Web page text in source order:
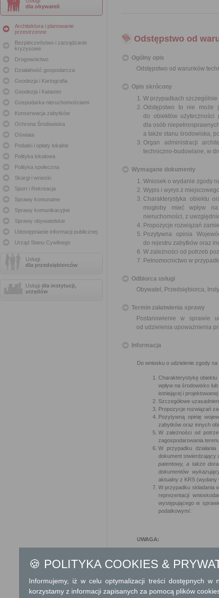
dla obywateli
Architektura i planowanie
przestrzenne
Bezpieczeństwo i zarządzanie
kryzysowe
Drogownictwo
Działalność gospodarcza
Geodezja i Kartografia
Geodezja i Kataster
Gospodarka nieruchomościami
Konserwacja zabytków
Ochrona Środowiska
Oświata
Podatki i opłaty lokalne
Polityka lokalowa
Polityka społeczna
Skargi i wnioski
Sport i Rekreacja
Sprawy komunalne
Sprawy komunikacyjne
Sprawy obywatelskie
Udostępnianie informacji publicznej
Urząd Stanu Cywilnego
Usługi
dla przedsiębiorców
Usługi dla instytucji,
urzędów
Odstępstwo od
Ogólny opis
Odstępstwo od warunków
Opis skrócony
W przypadkach
Odstępstwo to nie może
do obiektów użyteczności
dla osób
a także stanu środowiska,
Organ administracji
techniczno-budowlane, w
Wymagane dokumenty
Wniosek o wydanie zgody
Wypis i wyrys z
Charakterystyka obiektu
mogłoby mieć wpływ
nieruchomości, z
Propozycje rozwiązań
Pozytywna opinia
do rejestru zabytków oraz
W zależności od potrzeb
Pełnomocnictwo w
Odbiorca usługi
Obywatel, Przedsiębiorca,
Termin załatwienia sprawy
Postanowienie w sprawie
od udzielenia upoważnienia
Informacja
Do wniosku o udzielenie zgody
Charakterystykę obiektu
wpływ na środowisko
istniejącej i
Szczegółowe
Propozycje rozwiązań
Pozytywną opinię
zabytków oraz innych
W zależności od
zagospodarowania
W przypadku
dokument stwierdzający
patentowy, a także
dokumentów
aktualny z KRS (wydany
W przypadku składania
reprezentacji
występującego w
podatkowym/.
UWAGA:
Jeżeli dokument, wymagany w
zaświadczeń, wystarczającym
wyciągu z tego dokumentu (art.
🍪 POLITYKA COOKIES &
Informujemy, iż w celu optymalizacji treści dostępnych w
korzystamy z informacji zapisanych za pomocą plików